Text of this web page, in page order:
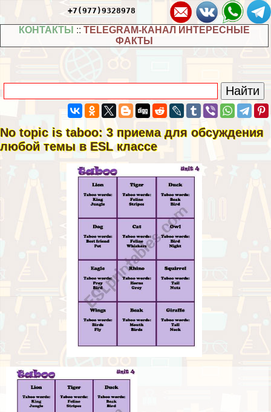
+7(977)9328978
КОНТАКТЫ :: TELEGRAM-КАНАЛ ИНТЕРЕСНЫЕ
ФАКТЫ
No topic is taboo: 3 приема для обсуждения
любой темы в ESL классе